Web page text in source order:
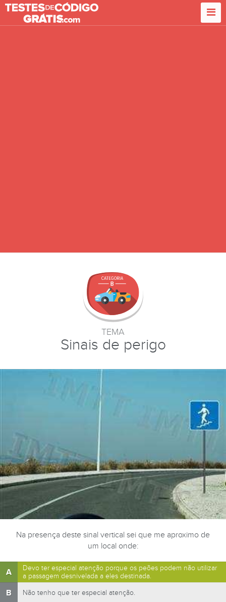
TEMA
Sinais de perigo
Na presença deste sinal vertical sei que me aproximo de
um local onde:
A
Devo ter especial atenção porque os peões podem não utilizar
a passagem desnivelada a eles destinada.
B Não tenho que ter especial atenção.